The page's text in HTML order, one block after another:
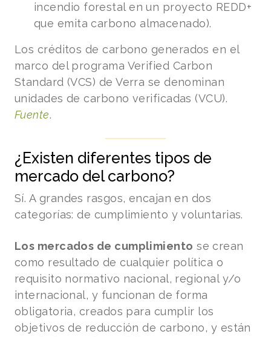
incendio forestal en un proyecto REDD+
que emita carbono almacenado).
Los créditos de carbono generados en el
marco del programa Verified Carbon
Standard (VCS) de Verra se denominan
unidades de carbono verificadas (VCU).
Fuente.
¿Existen diferentes tipos de
mercado del carbono?
Sí. A grandes rasgos, encajan en dos
categorías: de cumplimiento y voluntarias.
Los mercados de cumplimiento se crean
como resultado de cualquier política o
requisito normativo nacional, regional y/o
internacional, y funcionan de forma
obligatoria, creados para cumplir los
objetivos de reducción de carbono, y están